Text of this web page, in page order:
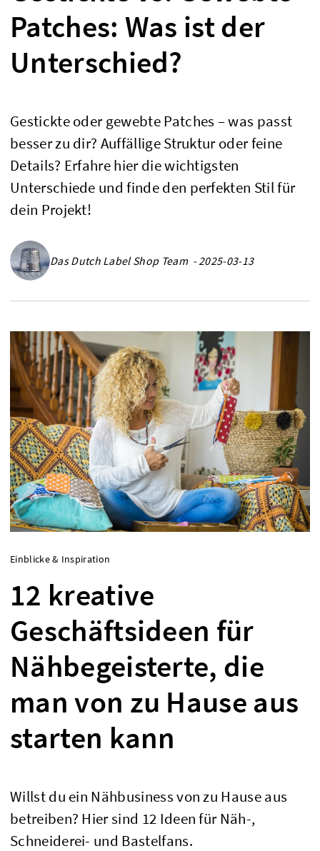
Patches: Was ist der
Unterschied?
Gestickte oder gewebte Patches – was passt
besser zu dir? Auffällige Struktur oder feine
Details? Erfahre hier die wichtigsten
Unterschiede und finde den perfekten Stil für
dein Projekt!
Das Dutch Label Shop Team - 2025-03-13
Einblicke & Inspiration
12 kreative
Geschäftsideen für
Nähbegeisterte, die
man von zu Hause aus
starten kann
Willst du ein Nähbusiness von zu Hause aus
betreiben? Hier sind 12 Ideen für Näh-,
Schneiderei- und Bastelfans.